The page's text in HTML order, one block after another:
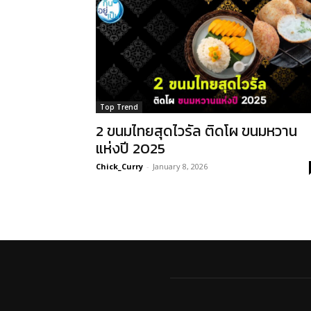
Top Trend
2 ขนมไทยสุดไวรัล ติดโผ ขนมหวาน
แห่งปี 2025
Chick_Curry - January 8, 2026